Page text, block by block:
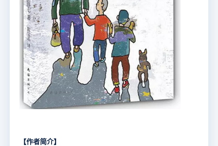
【作者简介】